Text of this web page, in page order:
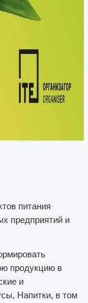
питания
предприятий и
продукцию в
и
Напитки, в том